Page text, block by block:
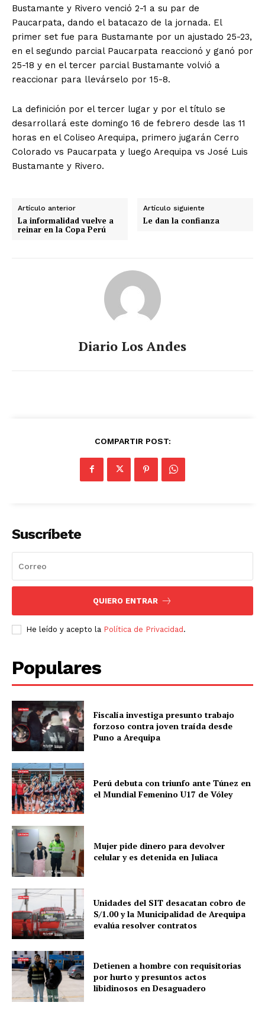
Bustamante y Rivero venció 2-1 a su par de
Paucarpata, dando el batacazo de la jornada. El
primer set fue para Bustamante por un ajustado 25-23,
en el segundo parcial Paucarpata reaccionó y ganó por
25-18 y en el tercer parcial Bustamante volvió a
reaccionar para llevárselo por 15-8.
La definición por el tercer lugar y por el título se
desarrollará este domingo 16 de febrero desde las 11
horas en el Coliseo Arequipa, primero jugarán Cerro
Colorado vs Paucarpata y luego Arequipa vs José Luis
Bustamante y Rivero.
Artículo anterior
La informalidad vuelve a
reinar en la Copa Perú
Artículo siguiente
Le dan la confianza
Diario Los Andes
COMPARTIR POST:
Suscríbete
QUIERO ENTRAR
He leído y acepto la Política de Privacidad.
Populares
Fiscalía investiga presunto trabajo
forzoso contra joven traída desde
Puno a Arequipa
Perú debuta con triunfo ante Túnez en
el Mundial Femenino U17 de Vóley
Mujer pide dinero para devolver
celular y es detenida en Juliaca
Unidades del SIT desacatan cobro de
S/1.00 y la Municipalidad de Arequipa
evalúa resolver contratos
Detienen a hombre con requisitorias
por hurto y presuntos actos
libidinosos en Desaguadero